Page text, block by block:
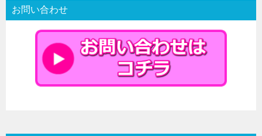
お問い合わせ